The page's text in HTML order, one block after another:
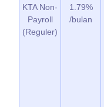
KTA Non-
Payroll
(Reguler)
1.79%
/bulan